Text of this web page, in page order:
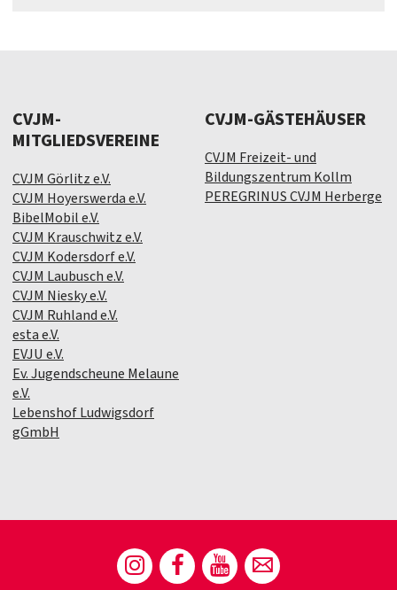
CVJM-
MITGLIEDSVEREINE
CVJM Görlitz e.V.
CVJM Hoyerswerda e.V.
BibelMobil e.V.
CVJM Krauschwitz e.V.
CVJM Kodersdorf e.V.
CVJM Laubusch e.V.
CVJM Niesky e.V.
CVJM Ruhland e.V.
esta e.V.
EVJU e.V.
Ev. Jugendscheune Melaune
e.V.
Lebenshof Ludwigsdorf
gGmbH
CVJM-GÄSTEHÄUSER
CVJM Freizeit- und
Bildungszentrum Kollm
PEREGRINUS CVJM Herberge